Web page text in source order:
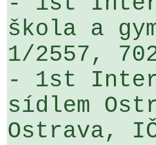
škola a
1/2557,
- 1st
sídlem
Ostrava,